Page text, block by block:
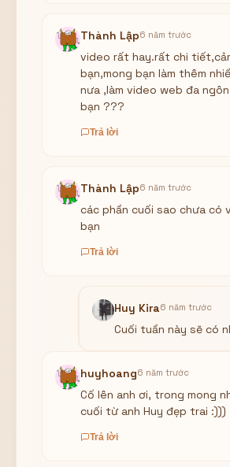
Thành Lập6 năm trước
video rất hay.rất chi
bạn,mong bạn làm thêm
nưa ,làm video web đa
bạn ???
Trả lời
Thành Lập6 năm trước
các phần cuối sao chưa có
bạn
Trả lời
Huy Kira6 năm trước
Cuối tuần này sẽ có
huyhoang6 năm trước
Cố lên anh ơi, trong mong
cuối từ anh Huy đẹp trai :)))
Trả lời